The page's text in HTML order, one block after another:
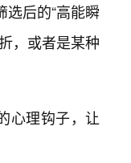
后的“高能瞬
，或者是某种
心理钩子，让